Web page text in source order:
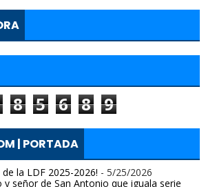
8 5 6 8 9
| PORTADA
la LDF 2025-2026! - 5/25/2026
señor de San Antonio que iguala serie